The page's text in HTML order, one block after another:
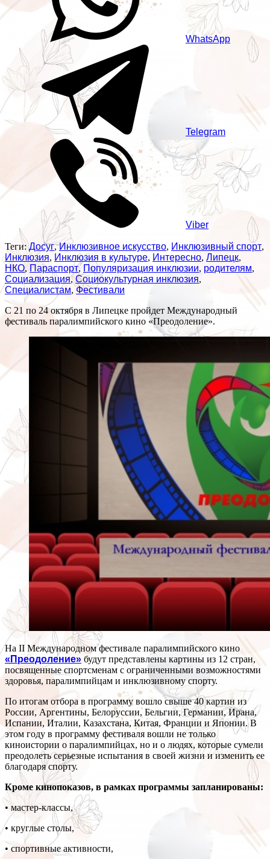
WhatsApp
Telegram
Viber
Теги:Досуг,Инклюзивное искусство, Инклюзивный спорт,
Инклюзия, Инклюзия в культуре, Интересно, Липецк,
НКО, Параспорт, Популяризация инклюзии, родителям,
Социализация,Социокультурная инклюзия,
Специалистам,Фестивали
С 21 по 24 октября в Липецке пройдет Международный
фестиваль паралимпийского кино «Преодоление».
На II Международном фестивале паралимпийского кино
«Преодоление» будут представлены картины из 12 стран,
посвященные спортсменам с ограниченными возможностями
здоровья, паралимпийцам и инклюзивному спорту.
По итогам отбора в программу вошло свыше 40 картин из
России, Аргентины, Белоруссии, Бельгии, Германии, Ирана,
Испании, Италии, Казахстана, Китая, Франции и Японии. В
этом году в программу фестиваля вошли не только
киноистории о паралимпийцах, но и о людях, которые сумели
преодолеть серьезные испытания в своей жизни и изменить ее
благодаря спорту.
Кроме кинопоказов, в рамках программы запланированы:
• мастер-классы,
• круглые столы,
• спортивные активности,